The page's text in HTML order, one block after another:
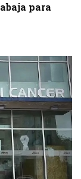
para